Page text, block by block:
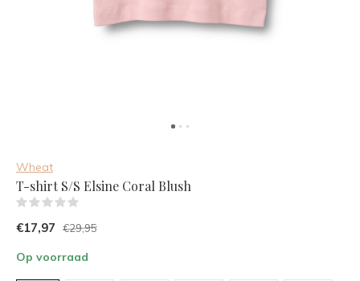
Wheat
T-shirt S/S Elsine Coral Blush
€17,97 €29,95
Op voorraad